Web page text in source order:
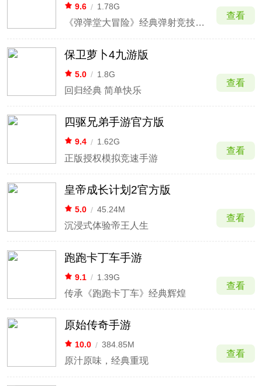
9.6 / 1.78G
《弹弹堂大冒险》经典弹射竞技手游
查看
保卫萝卜4九游版
5.0 / 1.8G
回归经典 简单快乐
查看
四驱兄弟手游官方版
9.4 / 1.62G
正版授权模拟竞速手游
查看
皇帝成长计划2官方版
5.0 / 45.24M
沉浸式体验帝王人生
查看
跑跑卡丁车手游
9.1 / 1.39G
传承《跑跑卡丁车》经典辉煌
查看
原始传奇手游
10.0 / 384.85M
原汁原味，经典重现
查看